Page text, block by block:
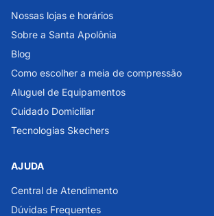
Nossas lojas e horários
Sobre a Santa Apolônia
Blog
Como escolher a meia de compressão
Aluguel de Equipamentos
Cuidado Domiciliar
Tecnologias Skechers
AJUDA
Central de Atendimento
Dúvidas Frequentes